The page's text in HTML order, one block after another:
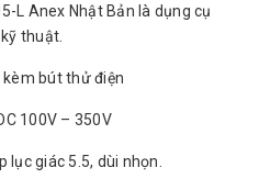
L Anex Nhật Bản là dụng cụ
thuật.
bút thử điện
100V – 350V
lục giác 5.5, dùi nhọn.